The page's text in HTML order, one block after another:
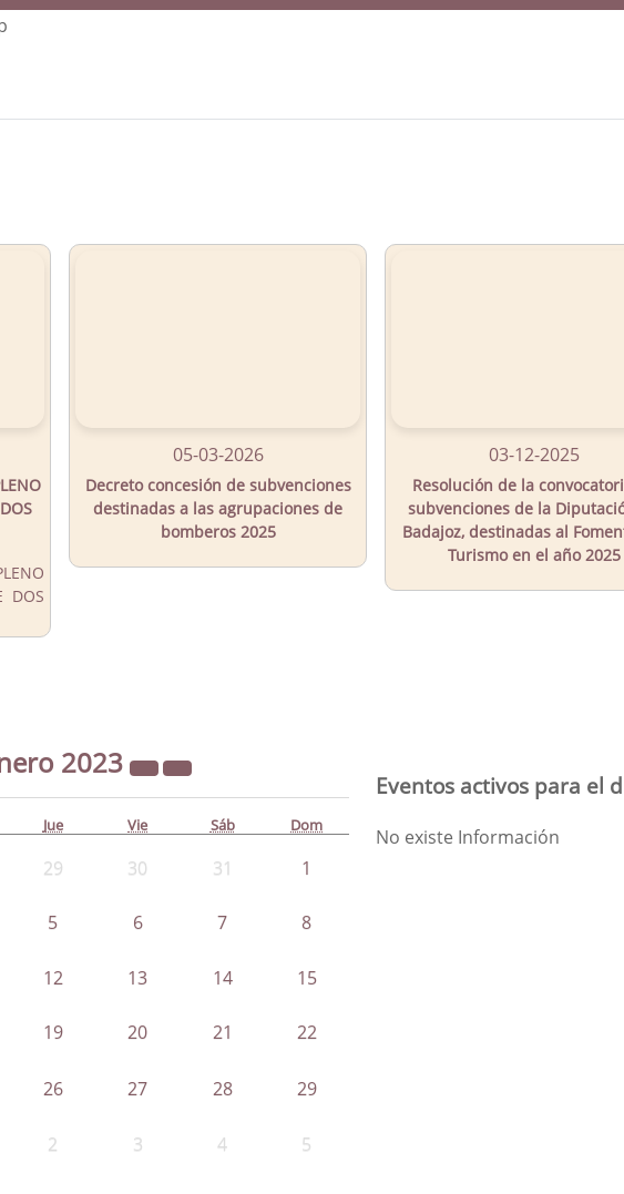
DOS
05-03-2026
Decreto concesión de subvenciones
destinadas a las agrupaciones de
bomberos 2025
03-12-2025
Resolución de la
subvenciones de la
Badajoz, destinadas al
Turismo en el año 2025
2023
Jue Vie Sáb Dom
29 30 31 1
5 6 7 8
12 13 14 15
19 20 21 22
26 27 28 29
2 3 4 5
Eventos activos para el
No existe Información